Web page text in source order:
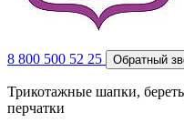
8 800 500 52 25 Обратный
Трикотажные шапки,
перчатки